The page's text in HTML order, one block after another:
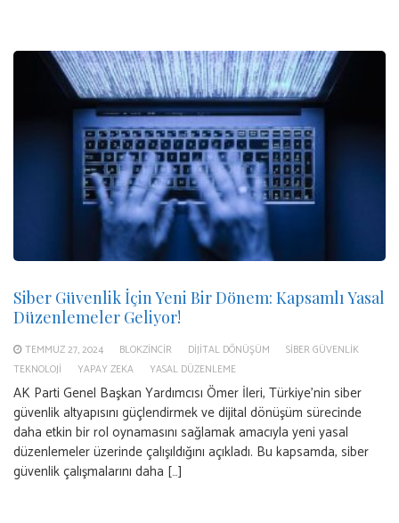
Siber Güvenlik İçin Yeni Bir Dönem: Kapsamlı Yasal
Düzenlemeler Geliyor!
TEMMUZ 27, 2024 BLOKZINCIR DIJITAL DÖNÜŞÜM
SIBER GÜVENLIK
TEKNOLOJI
YAPAY ZEKA YASAL DÜZENLEME
AK Parti Genel Başkan Yardımcısı Ömer İleri, Türkiye’nin siber
güvenlik altyapısını güçlendirmek ve dijital dönüşüm sürecinde
daha etkin bir rol oynamasını sağlamak amacıyla yeni yasal
düzenlemeler üzerinde çalışıldığını açıkladı. Bu kapsamda, siber
güvenlik çalışmalarını daha […]